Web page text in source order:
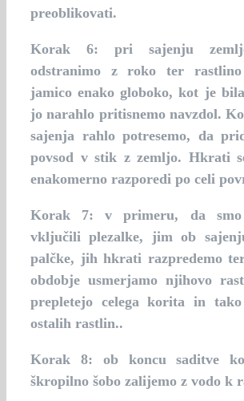
preoblikovati.
Korak 6: pri sajenju
odstranimo z roko ter
jamico enako globoko, kot je
jo narahlo pritisnemo navzdol.
sajenja rahlo potresemo, da
povsod v stik z zemljo. Hkrati
enakomerno razporedi po celi
Korak 7: v primeru, da smo
vključili plezalke, jim ob
palčke, jih hkrati razpredemo
obdobje usmerjamo njihovo
prepletejo celega korita in
ostalih rastlin..
Korak 8: ob koncu saditve
škropilno šobo zalijemo z vodo k